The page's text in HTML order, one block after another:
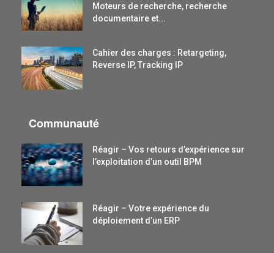
Moteurs de recherche, recherche
documentaire et...
Cahier des charges : Retargeting,
Reverse IP, Tracking IP
Communauté
Réagir – Vos retours d’expérience sur
l’exploitation d’un outil BPM
Réagir – Votre expérience du
déploiement d’un ERP